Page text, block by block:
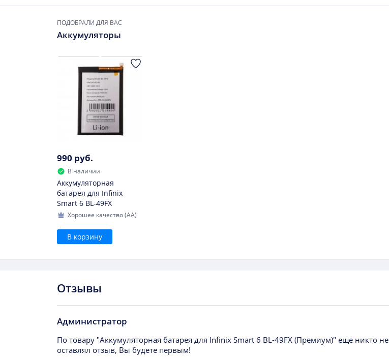
ПОДОБРАЛИ ДЛЯ ВАС
Аккумуляторы
990 руб.
В наличии
Аккумуляторная
батарея для Infinix
Smart 6 BL-49FX
Хорошее качество (AA)
В корзину
Отзывы
Администратор
По товару "Аккумуляторная батарея для Infinix Smart 6 BL-49FX (Премиум)" еще никто не
оставлял отзыв, Вы будете первым!